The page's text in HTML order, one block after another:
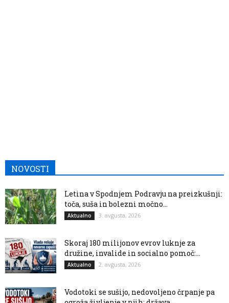
NOVOSTI
Letina v Spodnjem Podravju na preizkušnji:
toča, suša in bolezni močno...
Aktualno 3. avgusta, 2026
Skoraj 180 milijonov evrov luknje za
družine, invalide in socialno pomoč:...
Aktualno 2. avgusta, 2026
Vodotoki se sušijo, nedovoljeno črpanje pa